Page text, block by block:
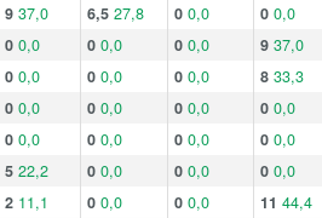
9 37,0 6,5 27,8 0 0,0 0 0,0
0 0,0 0 0,0 0 0,0 9 37,0
0 0,0 0 0,0 0 0,0 8 33,3
0 0,0 0 0,0 0 0,0 0 0,0
0 0,0 0 0,0 0 0,0 0 0,0
5 22,2 0 0,0 0 0,0 0 0,0
2 11,1 0 0,0 0 0,0 11 44,4